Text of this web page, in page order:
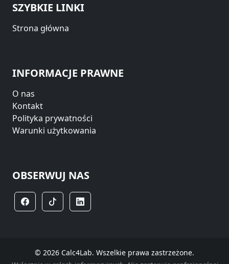
SZYBKIE LINKI
Strona główna
INFORMACJE PRAWNE
O nas
Kontakt
Polityka prywatności
Warunki użytkowania
OBSERWUJ NAS
© 2026 Calc4Lab. Wszelkie prawa zastrzeżone.